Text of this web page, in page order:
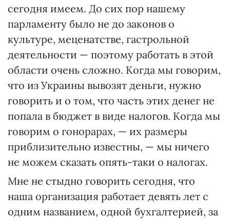
сегодня имеем. До сих пор нашему
парламенту было не до законов о
культуре, меценатстве, гастрольной
деятельности — поэтому работать в этой
области очень сложно. Когда мы говорим,
что из Украины вывозят деньги, нужно
говорить и о том, что часть этих денег не
попала в бюджет в виде налогов. Когда мы
говорим о гонорарах, — их размеры
приблизительно известны, — мы ничего
не можем сказать опять-таки о налогах.
Мне не стыдно говорить сегодня, что
наша организация работает девять лет с
одним названием, одной бухгалтерией, за